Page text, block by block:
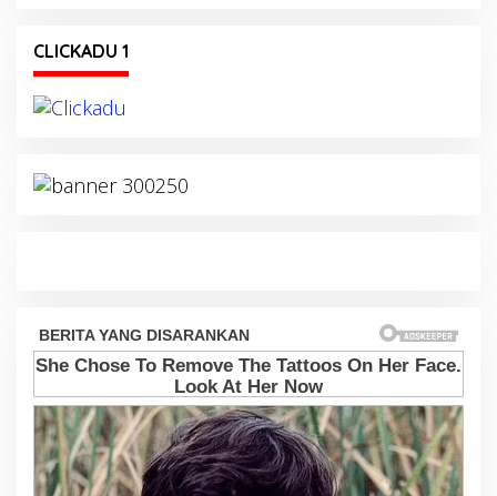
CLICKADU 1